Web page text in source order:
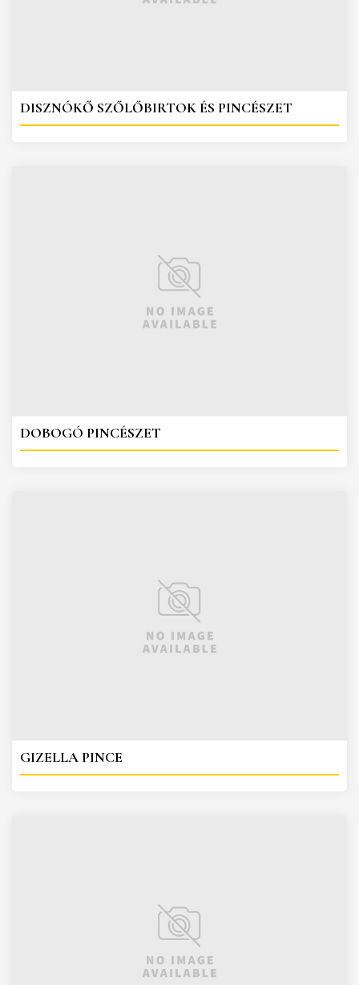
DISZNÓKŐ SZŐLŐBIRTOK ÉS PINCÉSZET
DOBOGÓ PINCÉSZET
GIZELLA PINCE